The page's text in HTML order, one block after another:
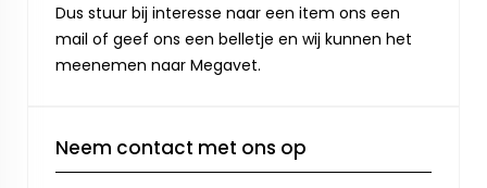
Dus stuur bij interesse naar een item ons een
mail of geef ons een belletje en wij kunnen het
meenemen naar Megavet.
Neem contact met ons op